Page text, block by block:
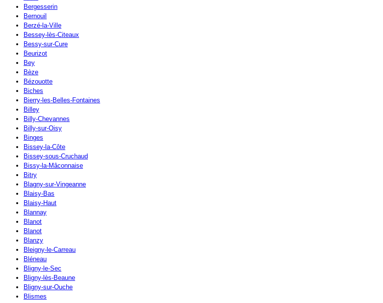
Bergesserin
Bernouil
Berzé-la-Ville
Bessey-lès-Citeaux
Bessy-sur-Cure
Beurizot
Bey
Bèze
Bézouotte
Biches
Bierry-les-Belles-Fontaines
Billey
Billy-Chevannes
Billy-sur-Oisy
Binges
Bissey-la-Côte
Bissey-sous-Cruchaud
Bissy-la-Mâconnaise
Bitry
Blagny-sur-Vingeanne
Blaisy-Bas
Blaisy-Haut
Blannay
Blanot
Blanot
Blanzy
Bleigny-le-Carreau
Bléneau
Bligny-le-Sec
Bligny-lès-Beaune
Bligny-sur-Ouche
Blismes